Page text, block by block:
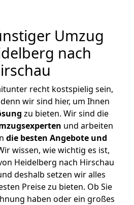
Umzug
nach
recht kostspielig sein,
wir sind hier, um Ihnen
zu bieten. Wir sind die
und arbeiten
die besten Angebote und
wissen, wie wichtig es ist,
Heidelberg nach Hirschau
deshalb setzen wir alles
Preise zu bieten. Ob Sie
haben oder ein großes